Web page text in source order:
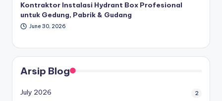
Kontraktor Instalasi Hydrant Box Profesional
untuk Gedung, Pabrik & Gudang
June 30, 2026
Arsip Blog
July 2026 2